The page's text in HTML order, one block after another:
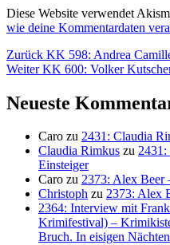
Diese Website verwendet
wie deine Kommentardaten
Beitragsnavigation
Zurück Vorheriger
Beitrag:
KK 598: Andrea
Weiter Nächster
KK 600: Volker
Neueste
Caro zu 2431: Claudia
Claudia Rimkus zu 2431:
Einsteiger
Caro zu 2373: Alex Beer
Christoph zu 2373: Alex
2364: Interview mit
Krimifestival) –
Bruch. In eisigen Nächten